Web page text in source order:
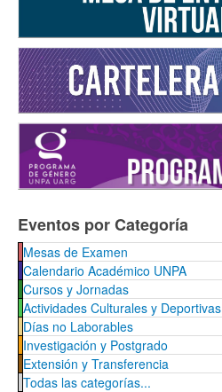
Eventos por Categoría
Mesas de Examen
Calendario Académico UNPA
Cursos y Jornadas
Actividades Culturales y Deportivas
Días no Laborables
Investigación y Postgrado
Extensión y Transferencia
Todas las categorías...